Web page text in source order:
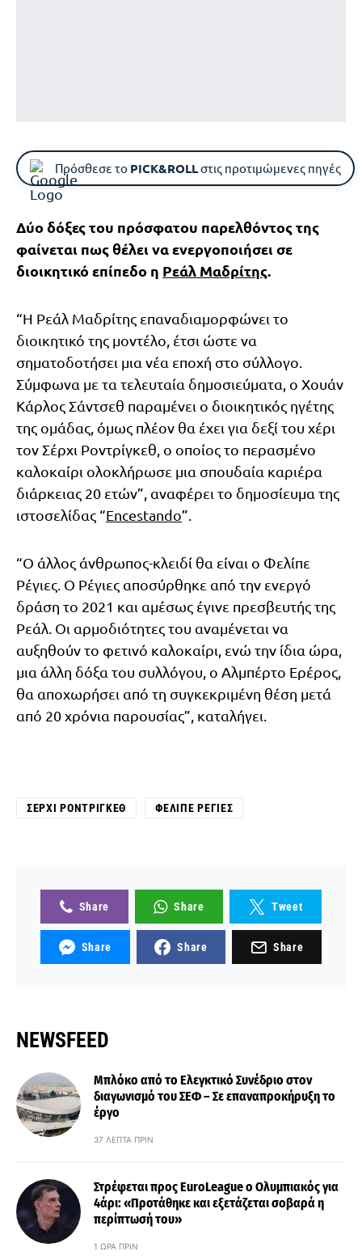
Πρόσθεσε το PICK&ROLLστις προτιμώμενες πηγές
Δύο δόξες του πρόσφατου παρελθόντος της
φαίνεται πως θέλει να ενεργοποιήσει σε
διοικητικό επίπεδο η Ρεάλ Μαδρίτης.
“Η Ρεάλ Μαδρίτης επαναδιαμορφώνει το
διοικητικό της μοντέλο, έτσι ώστε να
σηματοδοτήσει μια νέα εποχή στο σύλλογο.
Σύμφωνα με τα τελευταία δημοσιεύματα, ο Χουάν
Κάρλος Σάντσεθ παραμένει ο διοικητικός ηγέτης
της ομάδας, όμως πλέον θα έχει για δεξί του χέρι
τον Σέρχι Ροντρίγκεθ, ο οποίος το περασμένο
καλοκαίρι ολοκλήρωσε μια σπουδαία καριέρα
διάρκειας 20 ετών”, αναφέρει το δημοσίευμα της
ιστοσελίδας “Encestando”.
“Ο άλλος άνθρωπος-κλειδί θα είναι ο Φελίπε
Ρέγιες. O Ρέγιες αποσύρθηκε από την ενεργό
δράση το 2021 και αμέσως έγινε πρεσβευτής της
Ρεάλ. Οι αρμοδιότητες του αναμένεται να
αυξηθούν το φετινό καλοκαίρι, ενώ την ίδια ώρα,
μια άλλη δόξα του συλλόγου, ο Αλμπέρτο Ερέρος,
θα αποχωρήσει από τη συγκεκριμένη θέση μετά
από 20 χρόνια παρουσίας”, καταλήγει.
ΣΈΡΧΙ ΡΟΝΤΡΊΓΚΕΘ ΦΕΛΊΠΕ ΡΈΓΙΕΣ
Share Share Tweet
Share Share Share
NEWSFEED
Μπλόκο από το Ελεγκτικό Συνέδριο στον
διαγωνισμό του ΣΕΦ – Σε επαναπροκήρυξη το
έργο
37 ΛΕΠΤΆ ΠΡΙΝ
Στρέφεται προς EuroLeague ο Ολυμπιακός για
4άρι: «Προτάθηκε και εξετάζεται σοβαρά η
περίπτωσή του»
1 ΏΡΑ ΠΡΙΝ